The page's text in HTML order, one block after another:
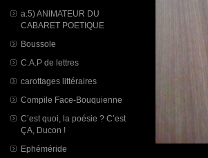
a.5) ANIMATEUR DU
CABARET POETIQUE
Boussole
C.A.P de lettres
carottages littéraires
Compile Face-Bouquienne
C’est quoi, la poésie ? C’est
ÇA, Ducon !
Ephéméride